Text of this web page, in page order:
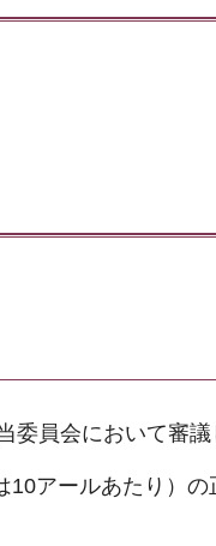
委員会において審議
10アールあたり）の